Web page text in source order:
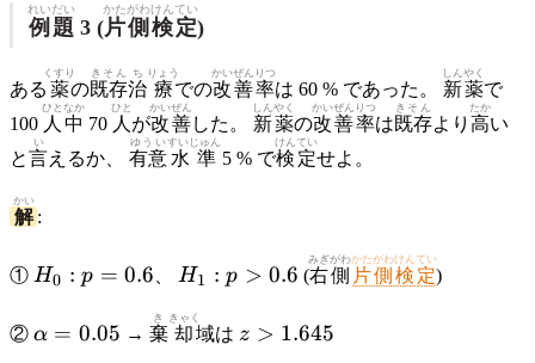
例題
れいだい
3 (片側
かたがわ
検定
けんてい
)
ある 薬
くすり
の既存
きそん
治
ち
療
りょう
での改善
かいぜん
率
りつ
は 60 % であった。 新薬
しんやく
で
100 人中
ひとなか
70 人
ひと
が改
かい
善
ぜん
した。 新薬
しんやく
の改善
かいぜん
率
りつ
は既存
きそん
より 高
たか
い
と言
い
えるか、 有意
ゆうい
水準
すいじゅん
5 % で検定
けんてい
せよ。
解
かい
:
① H_0:
p =
H0 : p = 0.6
H_1:
p >
0.6
H1 : p > 0.6 (右側
みぎがわ
片側検定
かたがわけんてい
)
② \alpha
α = 0.05 → 棄
き
却
きゃく
域は z >
z > 1.645